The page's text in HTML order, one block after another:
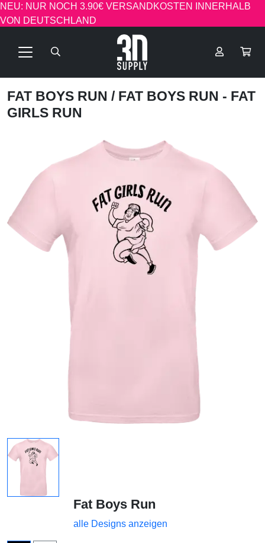
NEU: NUR NOCH 3.90€ VERSANDKOSTEN INNERHALB
VON DEUTSCHLAND
FAT BOYS RUN / FAT BOYS RUN - FAT
GIRLS RUN
Fat Boys Run
alle Designs anzeigen